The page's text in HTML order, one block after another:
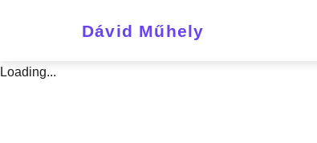
Dávid Műhely
Loading...